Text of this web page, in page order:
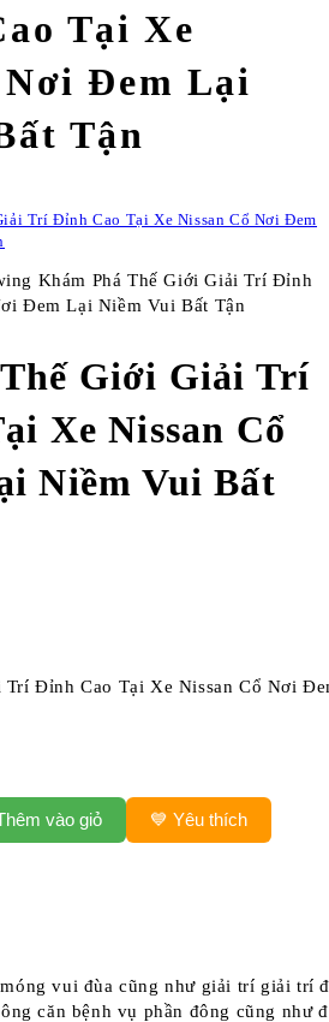
Tại Xe
Nơi Đem Lại
Tận
Trí Đỉnh Cao Tại Xe Nissan Cổ Nơi Đem
Giới Giải Trí
Xe Nissan Cổ
Niềm Vui Bất
Trí Đỉnh Cao Tại Xe Nissan Cổ Nơi
vào giỏ
💙 Yêu thích
vui đùa cũng như giải trí giải trí
căn bệnh vụ phần đông cũng như